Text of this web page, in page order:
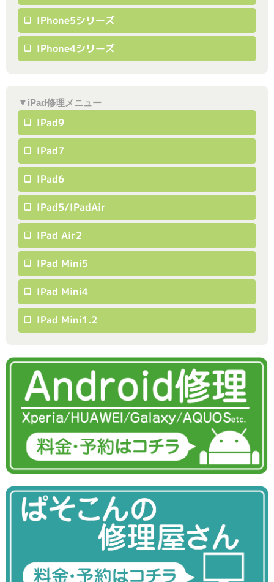
IPhone5シリーズ
IPhone4シリーズ
▼iPad修理メニュー
IPad9
IPad7
IPad6
IPad5/iPadAir
IPad Air2
IPad Mini5
IPad Mini4
IPad Mini1.2